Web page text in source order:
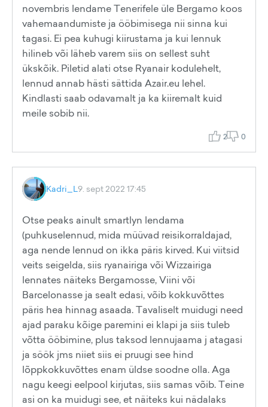
novembris lendame Tenerifele üle Bergamo koos
vahemaandumiste ja ööbimisega nii sinna kui
tagasi. Ei pea kuhugi kiirustama ja kui lennuk
hilineb või läheb varem siis on sellest suht
ükskõik. Piletid alati otse Ryanair kodulehelt,
lennud annab hästi sättida Azair.eu lehel.
Kindlasti saab odavamalt ja ka kiiremalt kuid
meile sobib nii.
2 0
Kadri_L9. sept 2022 17:45
Otse peaks ainult smartlyn lendama
(puhkuselennud, mida müüvad reisikorraldajad,
aga nende lennud on ikka päris kirved. Kui viitsid
veits seigelda, siis ryanairiga või Wizzairiga
lennates näiteks Bergamosse, Viini või
Barcelonasse ja sealt edasi, võib kokkuvõttes
päris hea hinnag asaada. Tavaliselt muidugi need
ajad paraku kõige paremini ei klapi ja siis tuleb
võtta ööbimine, plus taksod lennujaama j atagasi
ja söök jms niiet siis ei pruugi see hind
lõppkokkuvõttes enam üldse soodne olla. Aga
nagu keegi eelpool kirjutas, siis samas võib. Teine
asi on ka muidugi see, et näiteks kui nädalaks